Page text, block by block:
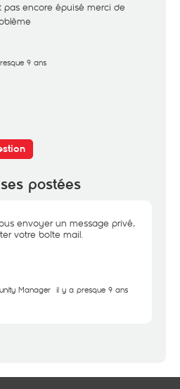
encore épuisé merci de
9 ans
postées
envoyer un message privé,
votre boîte mail.
Manager il y a presque 9 ans